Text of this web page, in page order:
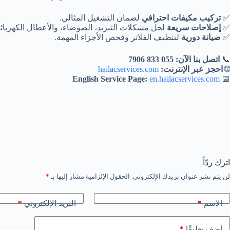
✅تركيب مكيفات احترافي لضمان التشغيل المثالي.
✅ إصلاحات سريعة لحل مشكلات التبريد، الضوضاء، والأعطال
✅ صيانة دورية لتنظيف الفلاتر وفحص الأجزاء المهمة.
📞 اتصل بنا الآن: 055 833 7906
🌐 احجز عبر الإنترنت: hailacservices.com
📅
English Service Page: en.hailacservices.com
اترك ردّاً
لن يتم نشر عنوان بريدك الإلكتروني. الحقول الإلزامية مشار إليها بـ *
الاسم* البريد الإلكتروني*